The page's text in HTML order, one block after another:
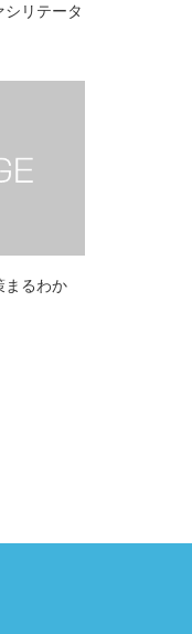
シリテータ
まるわか